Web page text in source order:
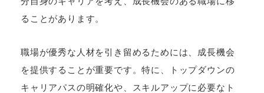
ることがあります。
職場が優秀な人材を引き留めるためには、成長機会
を提供することが重要です。特に、トップダウンの
キャリアパスの明確化や、スキルアップに必要なト